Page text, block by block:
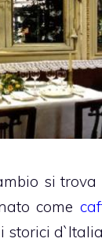
si
come
storici d`Italia